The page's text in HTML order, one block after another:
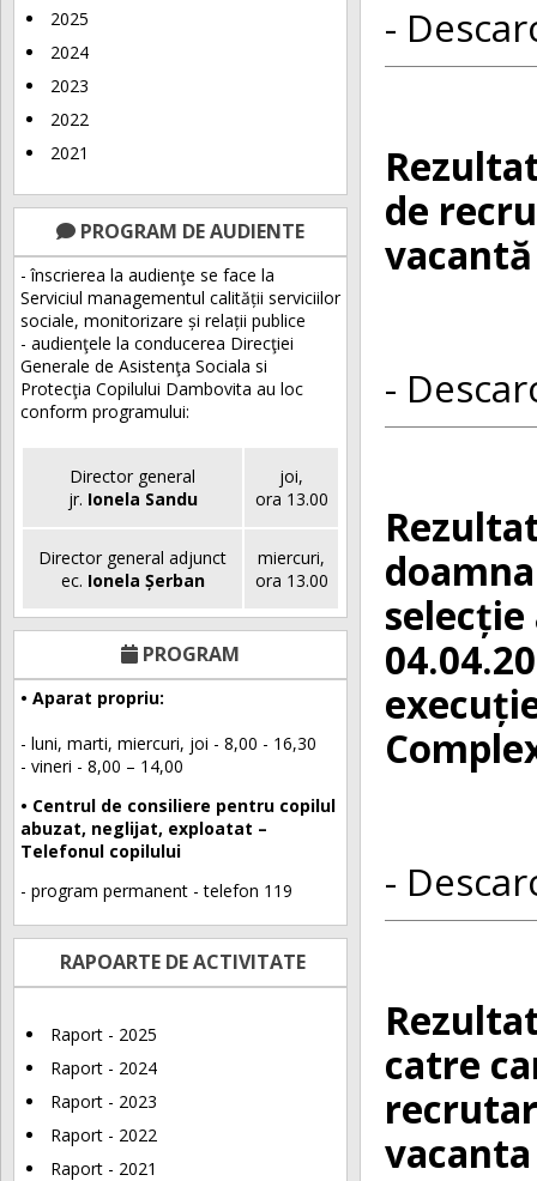
2025
2024
2023
2022
2021
PROGRAM DE AUDIENTE
- înscrierea la audienţe se face la
Serviciul managementul calității serviciilor
sociale, monitorizare și relații publice
- audienţele la conducerea Direcţiei
Generale de Asistenţa Sociala si
Protecţia Copilului Dambovita au loc
conform programului:
Director general
jr. Ionela Sandu
joi,
ora 13.00
Director general adjunct
ec. Ionela Șerban
miercuri,
ora 13.00
PROGRAM
• Aparat propriu:
- luni, marti, miercuri, joi - 8,00 - 16,30
- vineri - 8,00 – 14,00
• Centrul de consiliere pentru copilul
abuzat, neglijat, exploatat –
Telefonul copilului
- program permanent - telefon 119
RAPOARTE DE ACTIVITATE
Raport - 2025
Raport - 2024
Raport - 2023
Raport - 2022
Raport - 2021
-
de
-
-
catre